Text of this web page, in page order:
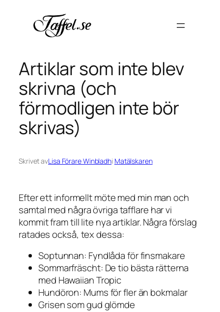
innehåll
Artiklar som inte blev
skrivna (och
förmodligen inte bör
skrivas)
Skrivet avLisa Förare Winbladhi Matälskaren
Efter ett informellt möte med min man och
samtal med några övriga tafflare har vi
kommit fram till lite nya artiklar. Några förslag
ratades också, tex dessa:
Soptunnan: Fyndlåda för finsmakare
Sommarfräscht: De tio bästa rätterna
med Hawaiian Tropic
Hundöron: Mums för fler än bokmalar
Grisen som gud glömde